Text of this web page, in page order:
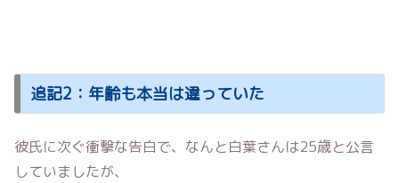
追記2：年齢も本当は違っていた
彼氏に次ぐ衝撃な告白で、なんと白葉さんは25歳と公言
していましたが、